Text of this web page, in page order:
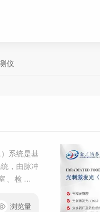
仪
系统是基
，由脉冲
、检测探
2025版辐
浏览量